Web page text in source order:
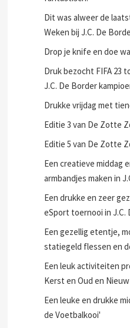
Dit was alweer de
Weken bij J.C. De
Drop je knife en doe
Druk bezocht FIFA 23
J.C. De Border
Drukke vrijdag met
Editie 3 van De Zotte
Editie 5 van De Zotte
Een creatieve middag
armbandjes maken in
Een drukke en zeer
eSport toernooi in J.C.
Een gezellig etentje,
statiegeld flessen en
Een leuk activiteiten
Kerst en Oud en Nieuw
Een leuke en drukke
de Voetbalkooi'